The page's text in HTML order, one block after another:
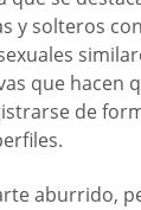
y solteros
que hacen
de
aburrido,